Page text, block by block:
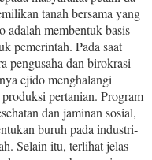
tanah bersama yang
membentuk basis
pemerintah. Pada saat
pengusaha dan birokrasi
ejido menghalangi
pertanian. Program
dan jaminan sosial,
buruh pada industri­
Selain itu, terlihat jelas